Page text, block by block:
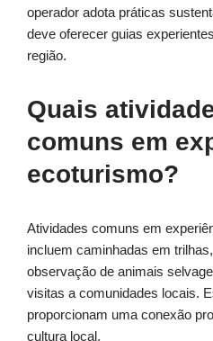
operador adota práticas
deve oferecer guias
região.
Quais
comuns em
ecoturismo?
Atividades comuns em
incluem caminhadas em
observação de animais
visitas a comunidades locais.
proporcionam uma conexão
cultura local.